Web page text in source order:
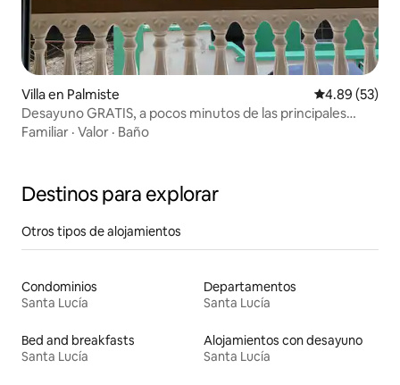
Villa en Palmiste Calificación
4.89 (53)
Desayuno GRATIS, a pocos minutos de las principales
atracciones
Familiar · Valor · Baño
Destinos para explorar
Otros tipos de alojamientos
Condominios
Santa Lucía
Departamentos
Santa Lucía
Bed and breakfasts
Santa Lucía
Alojamientos con desayuno
Santa Lucía